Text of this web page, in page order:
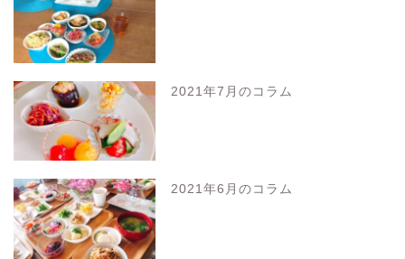
2021年7月のコラム
2021年6月のコラム